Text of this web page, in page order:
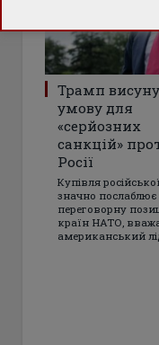
Трамп
умову для
«серйозних
санкцій»
Росії
Купівля
значно послаблює
переговорну
країн НАТО,
американський